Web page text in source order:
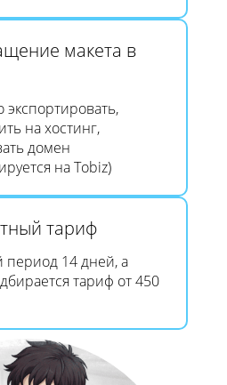
макета в
на хостинг,
домен
на Tobiz)
тариф
14 дней, а
тариф от 450